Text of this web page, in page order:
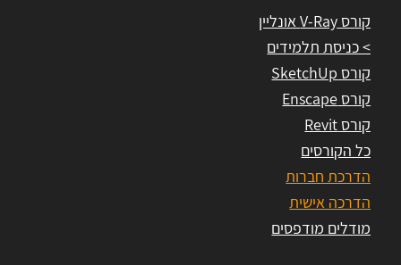
קורס V-Ray אונליין
> כניסת תלמידים
קורס SketchUp
קורס Enscape
קורס Revit
כל הקורסים
הדרכת חברות
הדרכה אישית
מודלים מודפסים